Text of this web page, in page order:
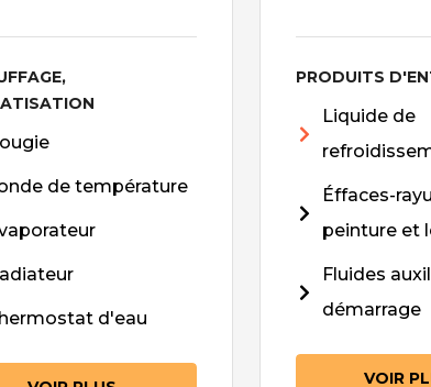
de température
d'eau
PRODUITS
Liquide de
Éffaces-
peinture et
Fluides
démarrage
VOIR